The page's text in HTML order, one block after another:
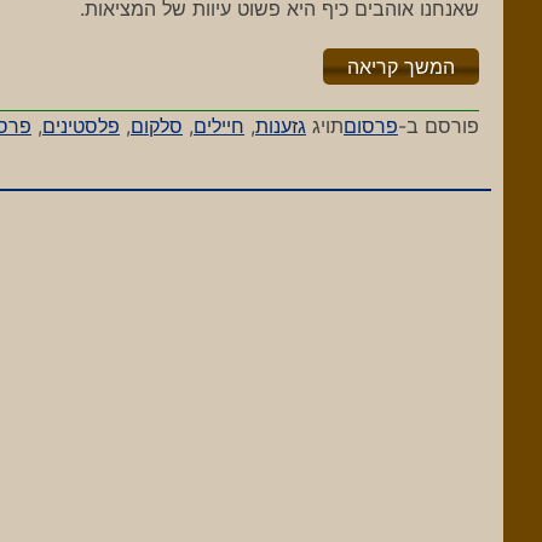
שאנחנו אוהבים כיף היא פשוט עיוות של המציאות.
המשך קריאה"%s"
פורסם ב-פרסוםתויג גזענות, חיילים, סלקום, פלסטינים,